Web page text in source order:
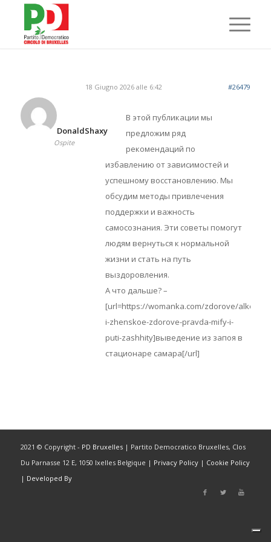
18 Giugno 2026 alle 6:42 #26479
DonaldShaxy
Ospite
В этой публикации мы
предложим ряд
рекомендаций по
избавлению от зависимостей и
успешному восстановлению. Мы
обсудим методы привлечения
поддержки и важность
самосознания. Эти советы помогут
людям вернуться к нормальной
жизни и стать на путь
выздоровления.
А что дальше? –
[url=https://womanka.com/zdorove/alkogol-
i-zhenskoe-zdorove-pravda-mify-i-
puti-zashhity]выведение из запоя в
стационаре самара[/url]
2021 © Copyright - PD Bruxelles| Partito Democratico Bruxelles, Clos
Du Parnasse 12 E, 1050 Ixelles Belgique | Privacy Policy| Cookie Policy
| Developed By